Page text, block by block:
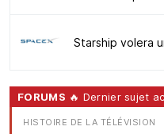
Starship volera
FORUMS 🔥 Dernier sujet
HISTOIRE DE LA TÉLÉVISION